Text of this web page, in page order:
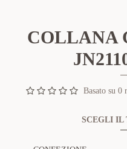
COLLANA
Basato su 0
SCEGLI IL